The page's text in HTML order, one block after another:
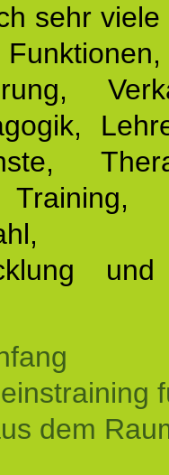
sehr
Training,
dem